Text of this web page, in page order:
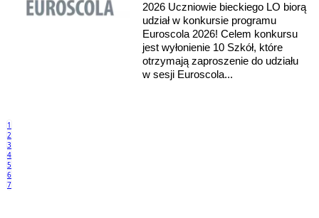
2026 Uczniowie bieckiego LO biorą
udział w konkursie programu
Euroscola 2026! Celem konkursu
jest wyłonienie 10 Szkół, które
otrzymają zaproszenie do udziału
w sesji Euroscola...
1
2
3
4
5
6
7